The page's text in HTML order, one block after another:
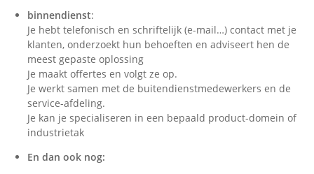
binnendienst:
Je hebt telefonisch en schriftelijk (e-mail…) contact met je
klanten, onderzoekt hun behoeften en adviseert hen de
meest gepaste oplossing
Je maakt offertes en volgt ze op.
Je werkt samen met de buitendienstmedewerkers en de
service-afdeling.
Je kan je specialiseren in een bepaald product-domein of
industrietak
En dan ook nog: